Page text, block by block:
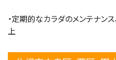
・定期的なカラダのメンテナン
上